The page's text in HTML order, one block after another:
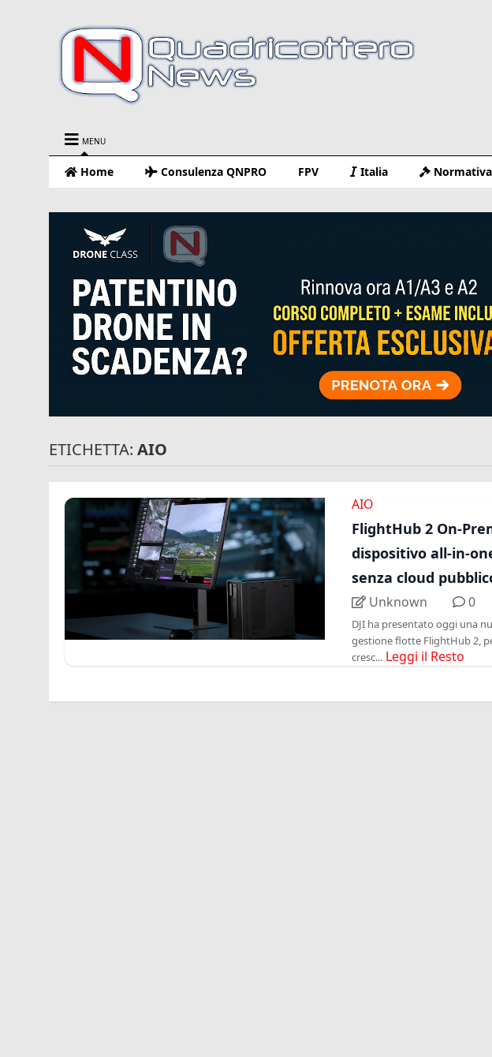
MENU
Home Consulenza QNPRO FPV Italia Normativa
ETICHETTA: AIO
AIO
FlightHub 2 On-
dispositivo all-in-
senza cloud
Unknown 0
DJI ha presentato oggi una
gestione flotte FlightHub 2,
cresc... Leggi il Resto